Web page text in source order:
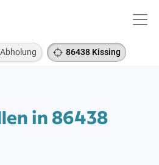
Abholung 86438 Kissing
in 86438